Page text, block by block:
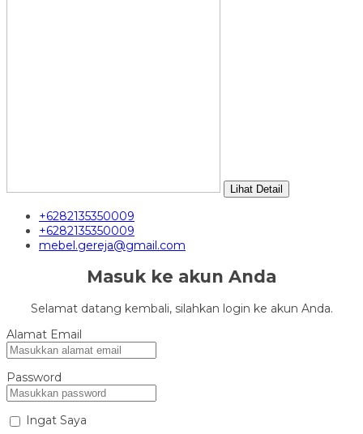
Lihat Detail
+6282135350009
+6282135350009
mebel.gereja@gmail.com
Masuk ke akun Anda
Selamat datang kembali, silahkan login ke akun Anda.
Alamat Email
Password
Ingat Saya